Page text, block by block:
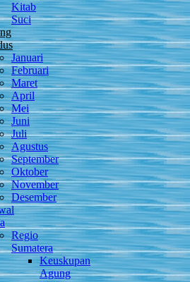
Kitab
Suci
Januari
Februari
Maret
April
Mei
Juni
Juli
Agustus
September
Oktober
November
Desember
Regio
Sumatera
Keuskupan
Agung